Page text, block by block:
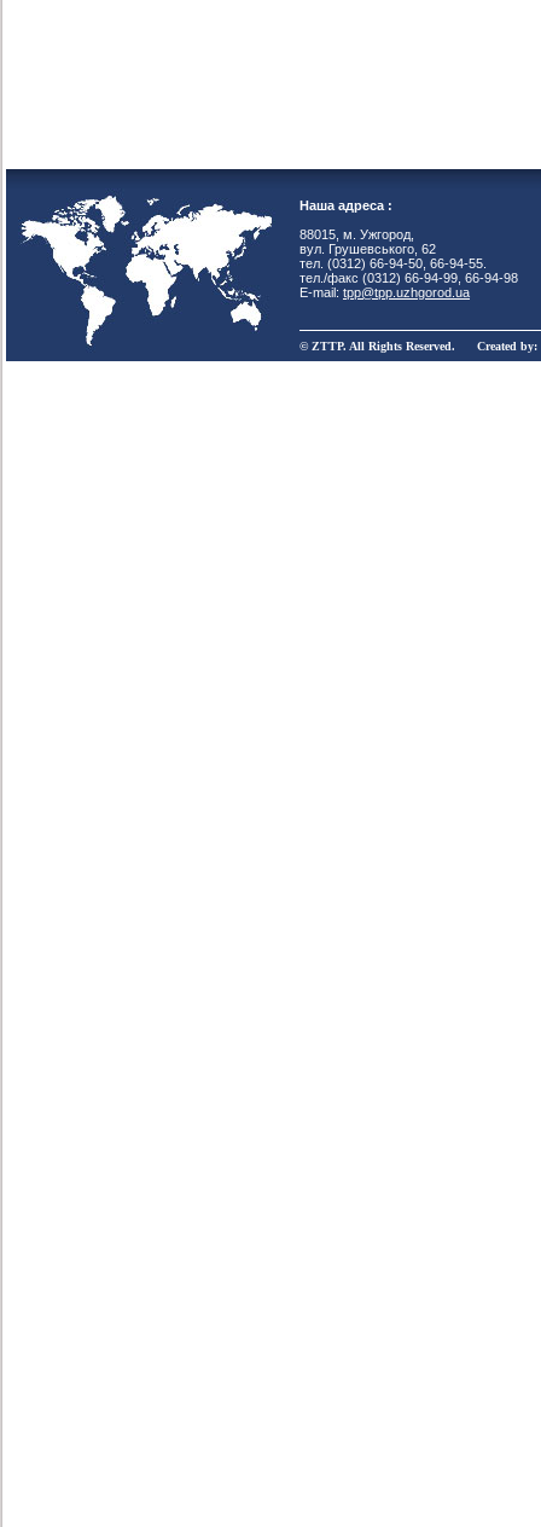
Наша адреса :
88015, м. Ужгород,
вул. Грушевського, 62
тел. (0312) 66-94-50, 66-94-55.
тел./факс (0312) 66-94-99, 66-94-98
E-mail: tpp@tpp.uzhgorod.ua
© ZTTP. All Rights Reserved. Created by: